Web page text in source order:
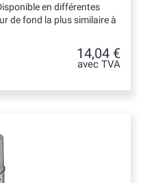
en différentes
de fond la plus similaire à
14,04 €
avec TVA